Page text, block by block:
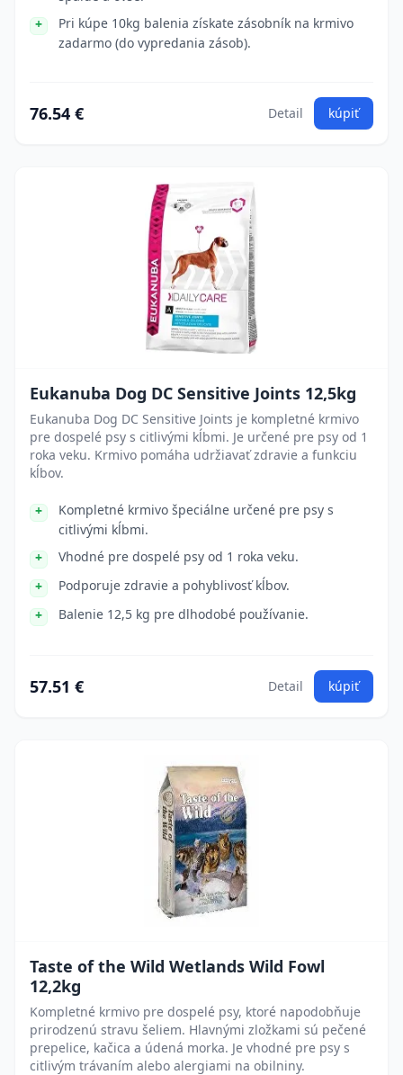
Pri kúpe 10kg balenia získate zásobník na krmivo
zadarmo (do vypredania zásob).
76.54 € Detail kúpiť
Eukanuba Dog DC Sensitive Joints 12,5kg
Eukanuba Dog DC Sensitive Joints je kompletné krmivo
pre dospelé psy s citlivými kĺbmi. Je určené pre psy od 1
roka veku. Krmivo pomáha udržiavať zdravie a funkciu
kĺbov.
Kompletné krmivo špeciálne určené pre psy s
citlivými kĺbmi.
Vhodné pre dospelé psy od 1 roka veku.
Podporuje zdravie a pohyblivosť kĺbov.
Balenie 12,5 kg pre dlhodobé používanie.
57.51 € Detail kúpiť
Taste of the Wild Wetlands Wild Fowl
12,2kg
Kompletné krmivo pre dospelé psy, ktoré napodobňuje
prirodzenú stravu šeliem. Hlavnými zložkami sú pečené
prepelice, kačica a údená morka. Je vhodné pre psy s
citlivým trávaním alebo alergiami na obilniny.